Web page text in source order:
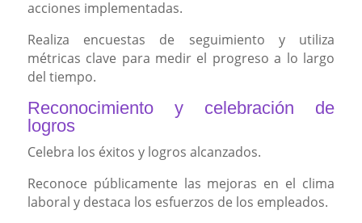
acciones implementadas.
Realiza encuestas de seguimiento y utiliza
métricas clave para medir el progreso a lo largo
del tiempo.
Reconocimiento y celebración de
logros
Celebra los éxitos y logros alcanzados.
Reconoce públicamente las mejoras en el clima
laboral y destaca los esfuerzos de los empleados.